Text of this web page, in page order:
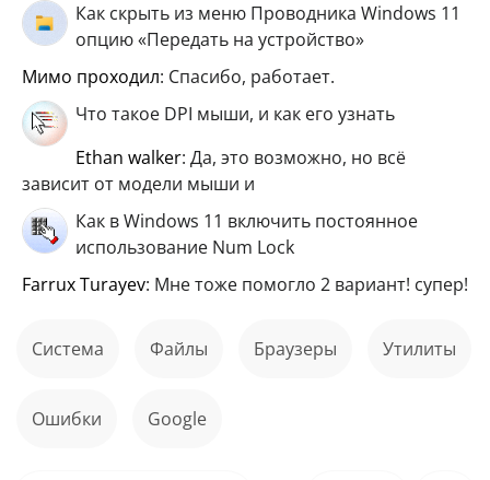
Как скрыть из меню Проводника Windows 11
опцию «Передать на устройство»
мимо проходил: Спасибо, работает.
Что такое DPI мыши, и как его узнать
ethan walker: Да, это возможно, но всё
зависит от модели мыши и
Как в Windows 11 включить постоянное
использование Num Lock
Farrux Turayev: Мне тоже помогло 2 вариант! супер!
Система файлы Браузеры Утилиты
ошибки Google